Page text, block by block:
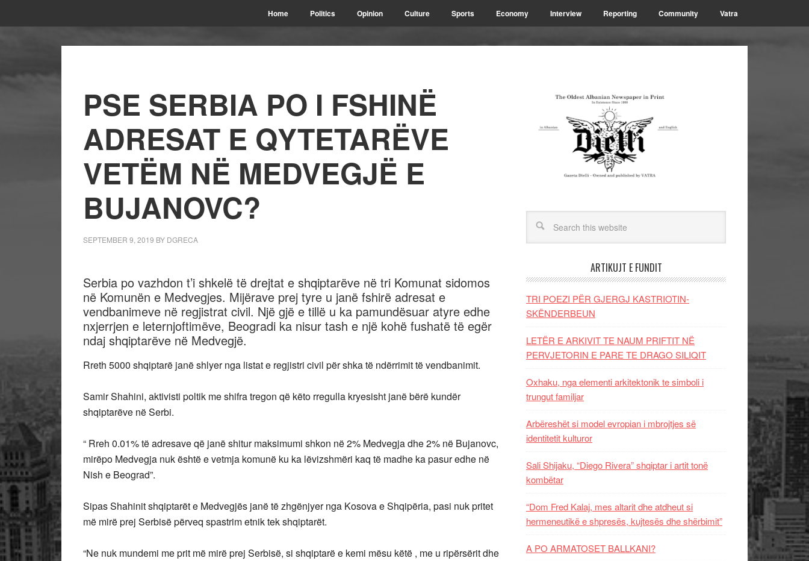
Home Politics Opinion Culture Sports Economy Interview Reporting Community Vatra
PSE SERBIA PO I FSHINË
ADRESAT E QYTETARËVE
VETËM NË MEDVEGJË E
BUJANOVC?
SEPTEMBER 9, 2019 BY DGRECA
Serbia po vazhdon t’i shkelë të drejtat e shqiptarëve në tri Komunat sidomos
në Komunën e Medvegjes. Mijërave prej tyre u janë fshirë adresat e
vendbanimeve në regjistrat civil. Një gjë e tillë u ka pamundësuar atyre edhe
nxjerrjen e leternjoftimëve, Beogradi ka nisur tash e një kohë fushatë të egër
ndaj shqiptarëve në Medvegjë.
Rreth 5000 shqiptarë janë shlyer nga listat e regjistri civil për shka të ndërrimit të vendbanimit.
Samir Shahini, aktivisti poltik me shifra tregon që këto rregulla kryesisht janë bërë kundër
shqiptarëve në Serbi.
“ Rreh 0.01% të adresave që janë shitur maksimumi shkon në 2% Medvegja dhe 2% në Bujanovc,
mirëpo Medvegja nuk është e vetmja komunë ku ka lëvizshmëri kaq të madhe ka pasur edhe në
Nish e Beograd”.
Sipas Shahinit shqiptarët e Medvegjës janë të zhgënjyer nga Kosova e Shqipëria, pasi nuk pritet
më mirë prej Serbisë përveq spastrim etnik tek shqiptarët.
“Ne nuk mundemi me prit më mirë prej Serbisë, si shqiptarë e kemi mësu këtë , me u ripërsërit dhe
ARTIKUJT E FUNDIT
TRI POEZI PËR GJERGJ KASTRIOTIN-
SKËNDERBEUN
LETËR E ARKIVIT TE NAUM PRIFTIT NË
PERVJETORIN E PARE TE DRAGO SILIQIT
Oxhaku, nga elementi arkitektonik te simboli i
trungut familjar
Arbëreshët si model evropian i mbrojtjes së
identitetit kulturor
Sali Shijaku, “Diego Rivera” shqiptar i artit tonë
kombëtar
“Dom Fred Kalaj, mes altarit dhe atdheut si
hermeneutikë e shpresës, kujtesës dhe shërbimit”
A PO ARMATOSET BALLKANI?